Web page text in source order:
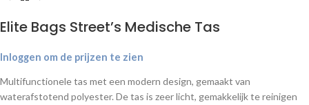
Elite Bags Street’s Medische Tas
Inloggen om de prijzen te zien
Multifunctionele tas met een modern design, gemaakt van
waterafstotend polyester. De tas is zeer licht, gemakkelijk te reinigen